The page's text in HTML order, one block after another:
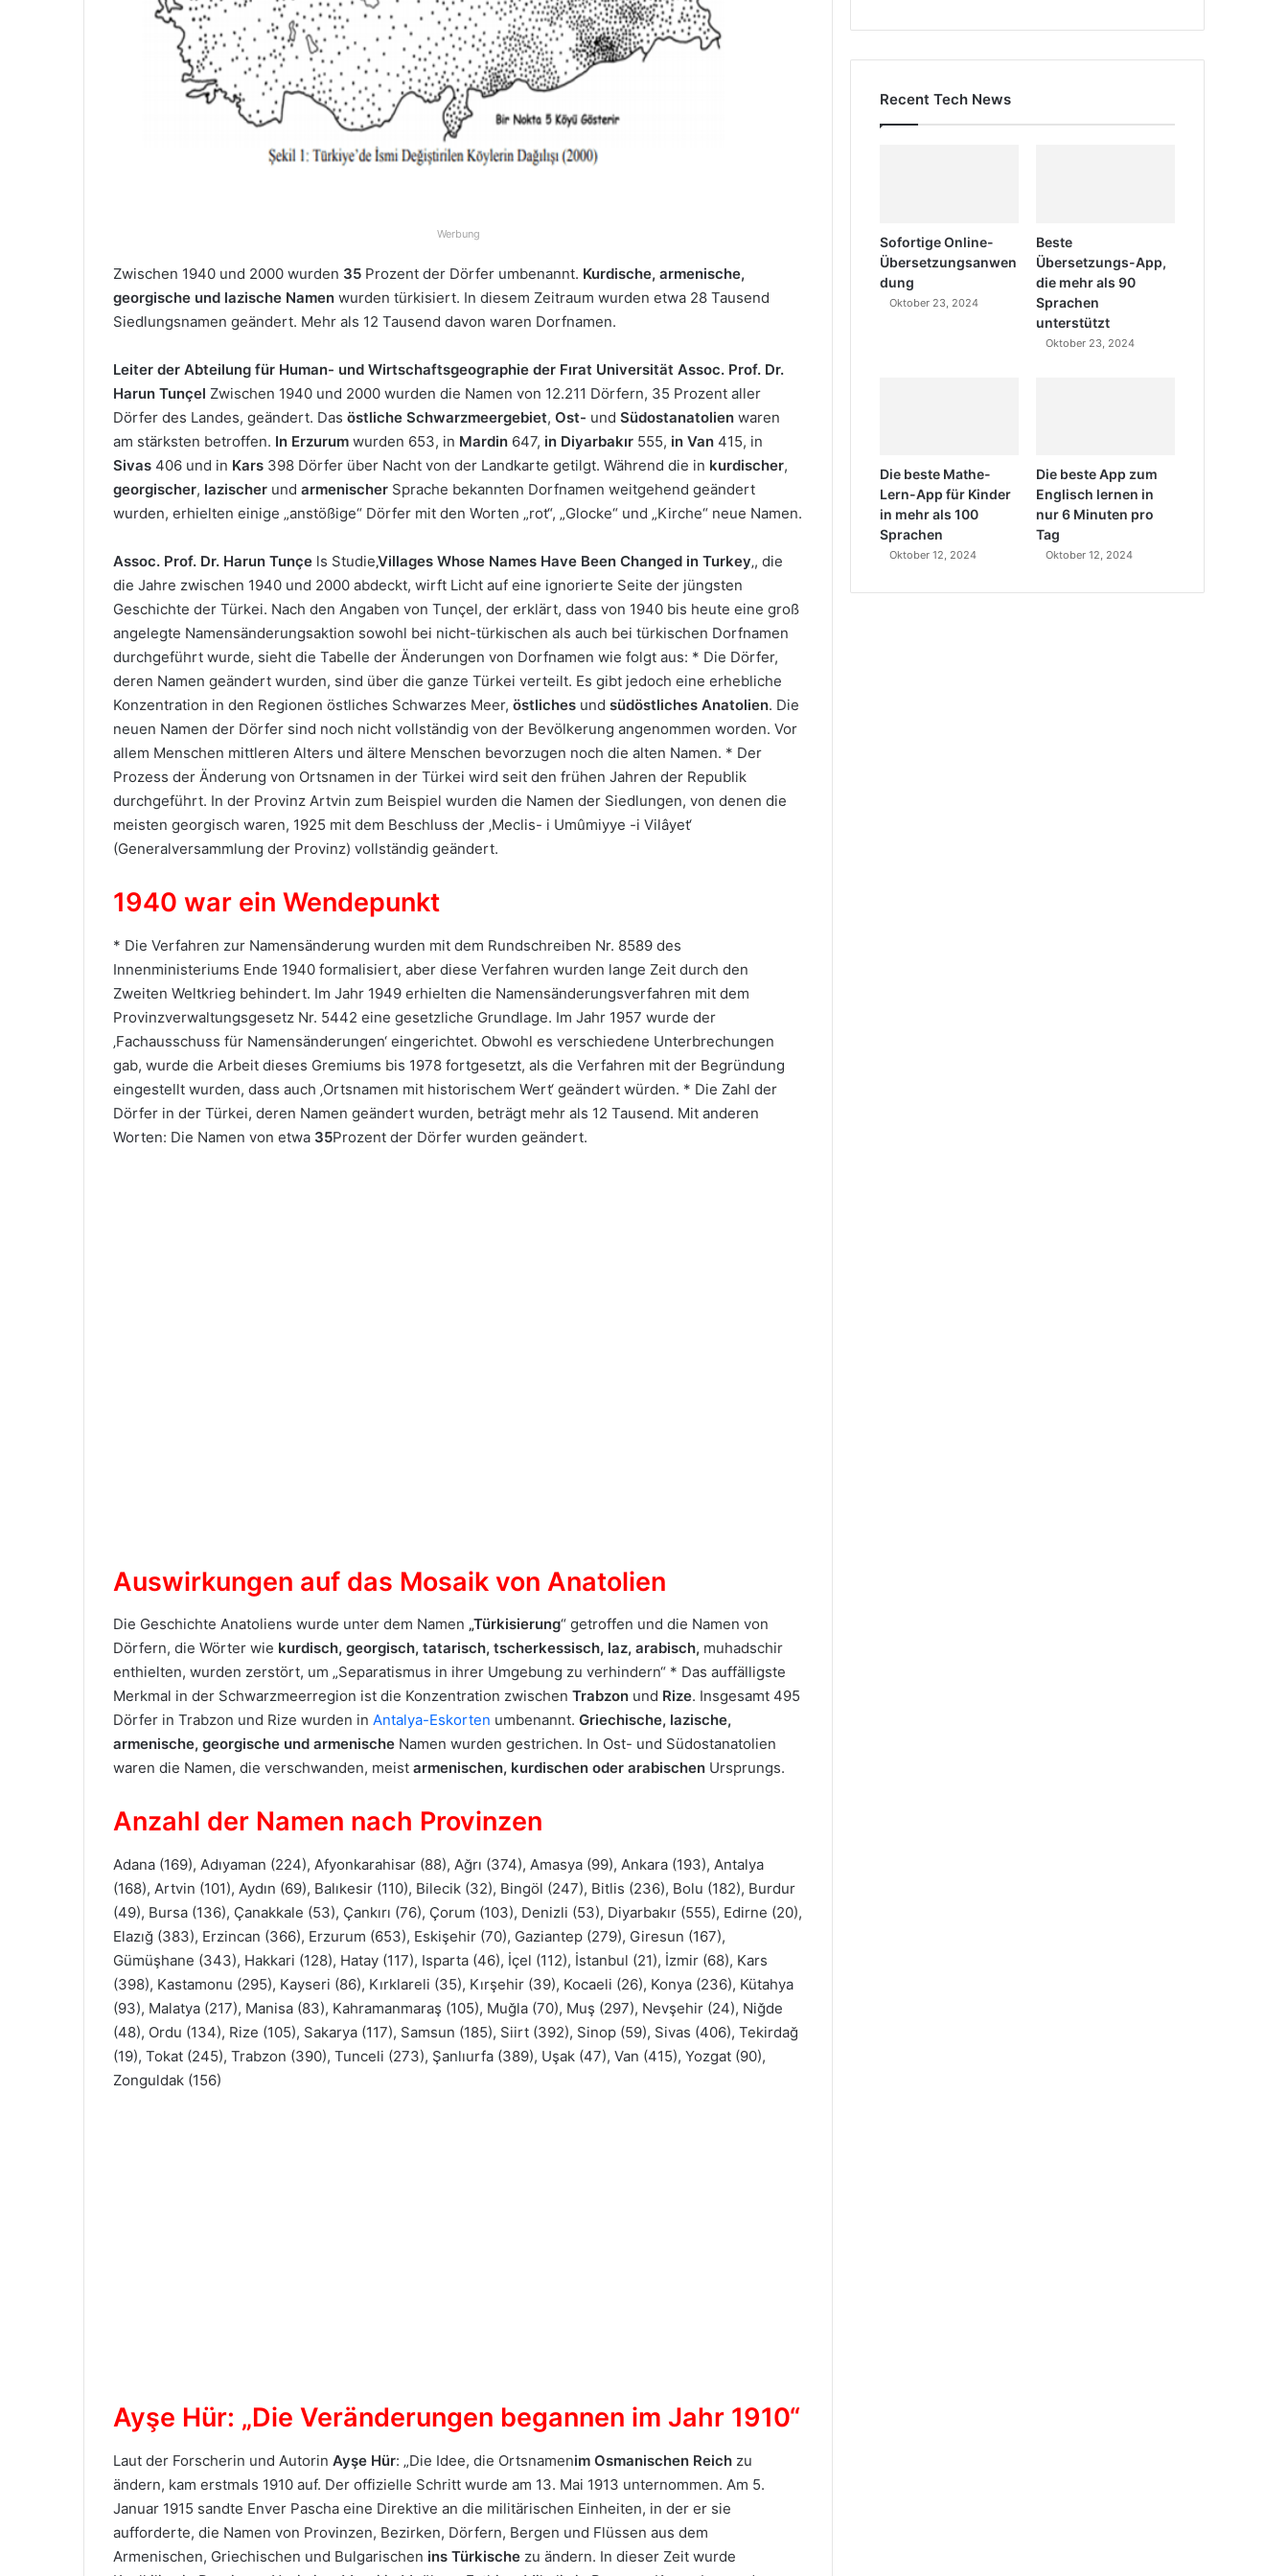
M
i
l
Werbung
Zwischen 1940 und 2000 wurden 35 Prozent der Dörfer umbenannt. Kurdische, armenische,
georgische und lazische Namen wurden türkisiert. In diesem Zeitraum wurden etwa 28 Tausend
Siedlungsnamen geändert. Mehr als 12 Tausend davon waren Dorfnamen.
Leiter der Abteilung für Human- und Wirtschaftsgeographie der Fırat Universität Assoc. Prof. Dr.
Harun Tunçel Zwischen 1940 und 2000 wurden die Namen von 12.211 Dörfern, 35 Prozent aller
Dörfer des Landes, geändert. Das östliche Schwarzmeergebiet, Ost- und Südostanatolien waren
am stärksten betroffen. In Erzurum wurden 653, in Mardin 647, in Diyarbakır 555, in Van 415, in
Sivas 406 und in Kars 398 Dörfer über Nacht von der Landkarte getilgt. Während die in kurdischer,
georgischer, lazischer und armenischer Sprache bekannten Dorfnamen weitgehend geändert
wurden, erhielten einige „anstößige“ Dörfer mit den Worten „rot“, „Glocke“ und „Kirche“ neue Namen.
Assoc. Prof. Dr. Harun Tunçe ls Studie‚Villages Whose Names Have Been Changed in Turkey‚, die
die Jahre zwischen 1940 und 2000 abdeckt, wirft Licht auf eine ignorierte Seite der jüngsten
Geschichte der Türkei. Nach den Angaben von Tunçel, der erklärt, dass von 1940 bis heute eine groß
angelegte Namensänderungsaktion sowohl bei nicht-türkischen als auch bei türkischen Dorfnamen
durchgeführt wurde, sieht die Tabelle der Änderungen von Dorfnamen wie folgt aus: * Die Dörfer,
deren Namen geändert wurden, sind über die ganze Türkei verteilt. Es gibt jedoch eine erhebliche
Konzentration in den Regionen östliches Schwarzes Meer, östliches und südöstliches Anatolien. Die
neuen Namen der Dörfer sind noch nicht vollständig von der Bevölkerung angenommen worden. Vor
allem Menschen mittleren Alters und ältere Menschen bevorzugen noch die alten Namen. * Der
Prozess der Änderung von Ortsnamen in der Türkei wird seit den frühen Jahren der Republik
durchgeführt. In der Provinz Artvin zum Beispiel wurden die Namen der Siedlungen, von denen die
meisten georgisch waren, 1925 mit dem Beschluss der ‚Meclis- i Umûmiyye -i Vilâyet‘
(Generalversammlung der Provinz) vollständig geändert.
1940 war ein Wendepunkt
* Die Verfahren zur Namensänderung wurden mit dem Rundschreiben Nr. 8589 des
Innenministeriums Ende 1940 formalisiert, aber diese Verfahren wurden lange Zeit durch den
Zweiten Weltkrieg behindert. Im Jahr 1949 erhielten die Namensänderungsverfahren mit dem
Provinzverwaltungsgesetz Nr. 5442 eine gesetzliche Grundlage. Im Jahr 1957 wurde der
‚Fachausschuss für Namensänderungen‘ eingerichtet. Obwohl es verschiedene Unterbrechungen
gab, wurde die Arbeit dieses Gremiums bis 1978 fortgesetzt, als die Verfahren mit der Begründung
eingestellt wurden, dass auch ‚Ortsnamen mit historischem Wert‘ geändert würden. * Die Zahl der
Dörfer in der Türkei, deren Namen geändert wurden, beträgt mehr als 12 Tausend. Mit anderen
Worten: Die Namen von etwa 35Prozent der Dörfer wurden geändert.
Auswirkungen auf das Mosaik von Anatolien
Die Geschichte Anatoliens wurde unter dem Namen „Türkisierung“ getroffen und die Namen von
Dörfern, die Wörter wie kurdisch, georgisch, tatarisch, tscherkessisch, laz, arabisch, muhadschir
enthielten, wurden zerstört, um „Separatismus in ihrer Umgebung zu verhindern“ * Das auffälligste
Merkmal in der Schwarzmeerregion ist die Konzentration zwischen Trabzon und Rize. Insgesamt 495
Dörfer in Trabzon und Rize wurden in Antalya-Eskorten umbenannt. Griechische, lazische,
armenische, georgische und armenische Namen wurden gestrichen. In Ost- und Südostanatolien
waren die Namen, die verschwanden, meist armenischen, kurdischen oder arabischen Ursprungs.
Anzahl der Namen nach Provinzen
Adana (169), Adıyaman (224), Afyonkarahisar (88), Ağrı (374), Amasya (99), Ankara (193), Antalya
(168), Artvin (101), Aydın (69), Balıkesir (110), Bilecik (32), Bingöl (247), Bitlis (236), Bolu (182), Burdur
(49), Bursa (136), Çanakkale (53), Çankırı (76), Çorum (103), Denizli (53), Diyarbakır (555), Edirne (20),
Elazığ (383), Erzincan (366), Erzurum (653), Eskişehir (70), Gaziantep (279), Giresun (167),
Gümüşhane (343), Hakkari (128), Hatay (117), Isparta (46), İçel (112), İstanbul (21), İzmir (68), Kars
(398), Kastamonu (295), Kayseri (86), Kırklareli (35), Kırşehir (39), Kocaeli (26), Konya (236), Kütahya
(93), Malatya (217), Manisa (83), Kahramanmaraş (105), Muğla (70), Muş (297), Nevşehir (24), Niğde
(48), Ordu (134), Rize (105), Sakarya (117), Samsun (185), Siirt (392), Sinop (59), Sivas (406), Tekirdağ
(19), Tokat (245), Trabzon (390), Tunceli (273), Şanlıurfa (389), Uşak (47), Van (415), Yozgat (90),
Zonguldak (156)
Ayşe Hür: „Die Veränderungen begannen im Jahr 1910“
Laut der Forscherin und Autorin Ayşe Hür: „Die Idee, die Ortsnamenim Osmanischen Reich zu
ändern, kam erstmals 1910 auf. Der offizielle Schritt wurde am 13. Mai 1913 unternommen. Am 5.
Januar 1915 sandte Enver Pascha eine Direktive an die militärischen Einheiten, in der er sie
aufforderte, die Namen von Provinzen, Bezirken, Dörfern, Bergen und Flüssen aus dem
Armenischen, Griechischen und Bulgarischen ins Türkische zu ändern. In dieser Zeit wurde
Recent Tech News
Sofortige Online-
Übersetzungsanwen
dung
Oktober 23, 2024
Beste
Übersetzungs-App,
die mehr als 90
Sprachen
unterstützt
Oktober 23, 2024
Die beste Mathe-
Lern-App für Kinder
in mehr als 100
Sprachen
Oktober 12, 2024
Die beste App zum
Englisch lernen in
nur 6 Minuten pro
Tag
Oktober 12, 2024